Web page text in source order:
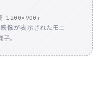
）
像が表示されたモニ
。